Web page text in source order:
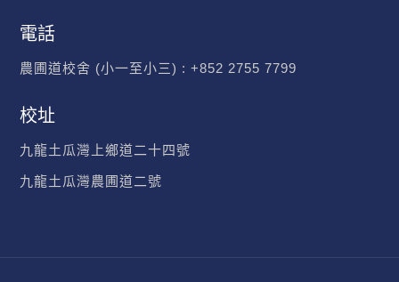
電話
農圃道校舍 (小一至小三) : +852 2755 7799
校址
九龍土瓜灣上鄉道二十四號
九龍土瓜灣農圃道二號